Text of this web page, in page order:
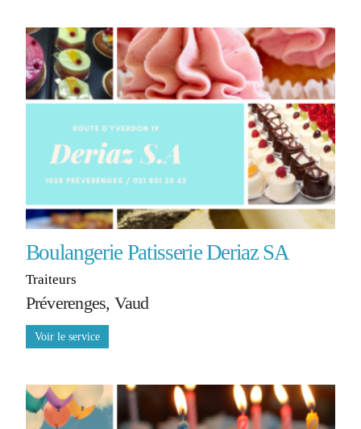
Boulangerie Patisserie Deriaz SA
Traiteurs
Préverenges, Vaud